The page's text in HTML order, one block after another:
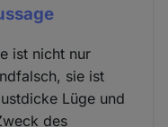
ist nicht nur
sie ist
Lüge und
des